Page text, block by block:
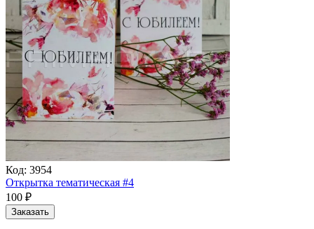
Код: 3954
Открытка тематическая #4
100 ₽
Заказать